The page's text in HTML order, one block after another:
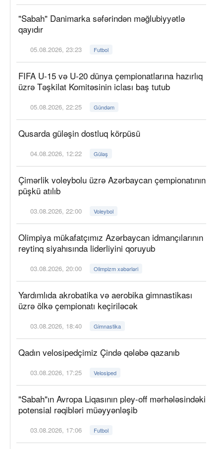
"Sabah" Danimarka səfərindən məğlubiyyətlə
qayıdır
05.08.2026, 23:23 Futbol
FIFA U-15 və U-20 dünya çempionatlarına hazırlıq
üzrə Təşkilat Komitəsinin iclası baş tutub
05.08.2026, 22:25 Gündəm
Qusarda güləşin dostluq körpüsü
04.08.2026, 12:22 Güləş
Çimərlik voleybolu üzrə Azərbaycan çempionatının
püşkü atılıb
03.08.2026, 22:00 Voleybol
Olimpiya mükafatçımız Azərbaycan idmançılarının
reytinq siyahısında liderliyini qoruyub
03.08.2026, 20:00 Olimpizm xəbərləri
Yardımlıda akrobatika və aerobika gimnastikası
üzrə ölkə çempionatı keçiriləcək
03.08.2026, 18:40 Gimnastika
Qadın velosipedçimiz Çində qələbə qazanıb
03.08.2026, 17:25 Velosiped
"Sabah"ın Avropa Liqasının pley-off mərhələsindəki
potensial rəqibləri müəyyənləşib
03.08.2026, 17:06 Futbol